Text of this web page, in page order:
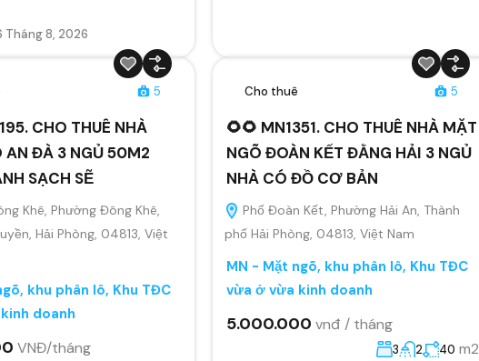
Tháng 8, 2026
5
CHO THUÊ NHÀ
AN ĐÀ 3 NGỦ 50M2
SẠCH SẼ
Khê, Phường Đông Khê,
Hải Phòng, 04813, Việt
khu phân lô, Khu TĐC
doanh
VNĐ/tháng
Cho thuê 5
🌻🌻 MN1351. CHO THUÊ NHÀ MẶT
NGÕ ĐOÀN KẾT ĐẰNG HẢI 3 NGỦ
NHÀ CÓ ĐỒ CƠ BẢN
Phố Đoàn Kết, Phường Hải An, Thành
phố Hải Phòng, 04813, Việt Nam
MN - Mặt ngõ, khu phân lô, Khu TĐC
vừa ở vừa kinh doanh
5.000.000 vnđ / tháng
3 2 40 m2